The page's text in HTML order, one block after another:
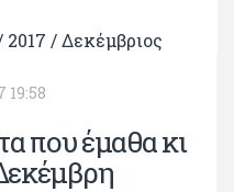
2017 /Δεκέμβριος
19:58
που έμαθα κι